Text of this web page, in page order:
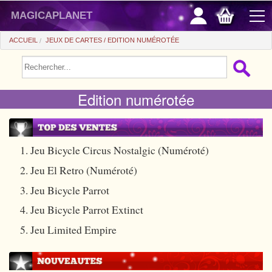
PROMOS
CADEAUX FIDÉLITÉ
ACHAT MALIN
POUR DÉBUTER
Tours automatiques
Coffrets
PETITS PRIX
Casse-tête
Aimants
magicaplanet
ACCUEIL JEUX DE CARTES EDITION NUMÉROTÉE
Edition numérotée
1. Jeu Bicycle Circus Nostalgic (Numéroté)
2. Jeu El Retro (Numéroté)
3. Jeu Bicycle Parrot
4. Jeu Bicycle Parrot Extinct
5. Jeu Limited Empire